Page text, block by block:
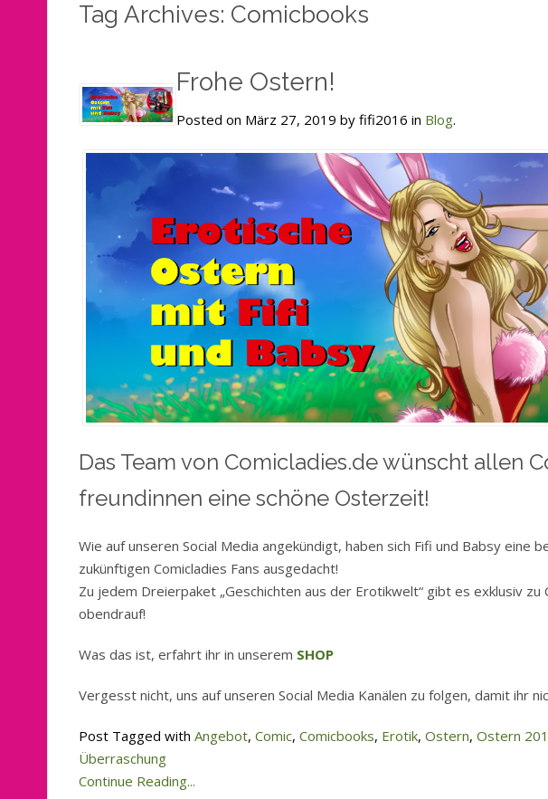
Tag Archives: Comicbooks
Frohe Ostern!
Posted on März 27, 2019 by fifi2016 in Blog.
Das Team von Comicladies.de wünscht allen
freundinnen eine schöne Osterzeit!
Wie auf unseren Social Media angekündigt, haben sich Fifi und Babsy eine
zukünftigen Comicladies Fans ausgedacht!
Zu jedem Dreierpaket „Geschichten aus der Erotikwelt“ gibt es exklusiv
obendrauf!
Was das ist, erfahrt ihr in unserem SHOP
Vergesst nicht, uns auf unseren Social Media Kanälen zu folgen, damit ihr
Post Tagged with Angebot, Comic, Comicbooks, Erotik, Ostern, Ostern
Überraschung
Continue Reading...